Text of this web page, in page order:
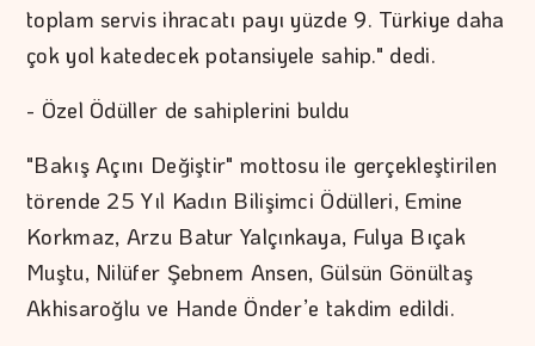
toplam servis ihracatı payı yüzde 9. Türkiye daha
çok yol katedecek potansiyele sahip." dedi.
- Özel Ödüller de sahiplerini buldu
"Bakış Açını Değiştir" mottosu ile gerçekleştirilen
törende 25 Yıl Kadın Bilişimci Ödülleri, Emine
Korkmaz, Arzu Batur Yalçınkaya, Fulya Bıçak
Muştu, Nilüfer Şebnem Ansen, Gülsün Gönültaş
Akhisaroğlu ve Hande Önder’e takdim edildi.